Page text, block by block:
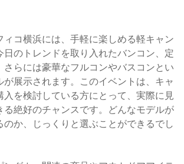
ィコ横浜には、手軽に楽しめる軽キャン
日のトレンドを取り入れたバンコン、定
さらには豪華なフルコンやバスコンとい
が展示されます。このイベントは、キャ
入を検討している方にとって、実際に見
る絶好のチャンスです。どんなモデルが
のか、じっくりと選ぶことができるでし